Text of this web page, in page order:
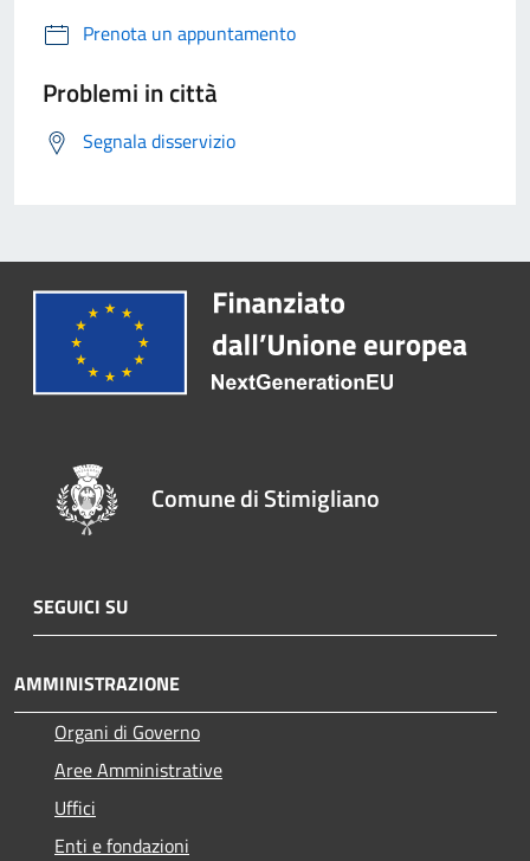
Prenota un appuntamento
Problemi in città
Segnala disservizio
Comune di Stimigliano
SEGUICI SU
AMMINISTRAZIONE
Organi di Governo
Aree Amministrative
Uffici
Enti e fondazioni